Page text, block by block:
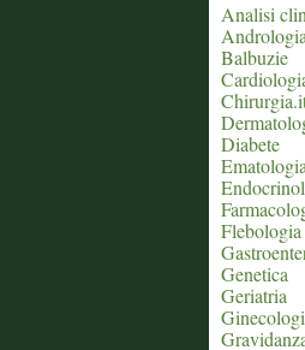
Analisi
Andrologia
Balbuzie
Diabete
Ematologia
Flebologia
Genetica
Geriatria